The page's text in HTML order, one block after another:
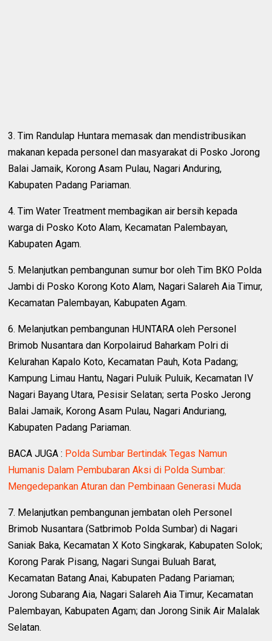
3. Tim Randulap Huntara memasak dan mendistribusikan
makanan kepada personel dan masyarakat di Posko Jorong
Balai Jamaik, Korong Asam Pulau, Nagari Anduring,
Kabupaten Padang Pariaman.
4. Tim Water Treatment membagikan air bersih kepada
warga di Posko Koto Alam, Kecamatan Palembayan,
Kabupaten Agam.
5. Melanjutkan pembangunan sumur bor oleh Tim BKO Polda
Jambi di Posko Korong Koto Alam, Nagari Salareh Aia Timur,
Kecamatan Palembayan, Kabupaten Agam.
6. Melanjutkan pembangunan HUNTARA oleh Personel
Brimob Nusantara dan Korpolairud Baharkam Polri di
Kelurahan Kapalo Koto, Kecamatan Pauh, Kota Padang;
Kampung Limau Hantu, Nagari Puluik Puluik, Kecamatan IV
Nagari Bayang Utara, Pesisir Selatan; serta Posko Jerong
Balai Jamaik, Korong Asam Pulau, Nagari Anduriang,
Kabupaten Padang Pariaman.
BACA JUGA : Polda Sumbar Bertindak Tegas Namun
Humanis Dalam Pembubaran Aksi di Polda Sumbar:
Mengedepankan Aturan dan Pembinaan Generasi Muda
7. Melanjutkan pembangunan jembatan oleh Personel
Brimob Nusantara (Satbrimob Polda Sumbar) di Nagari
Saniak Baka, Kecamatan X Koto Singkarak, Kabupaten Solok;
Korong Parak Pisang, Nagari Sungai Buluah Barat,
Kecamatan Batang Anai, Kabupaten Padang Pariaman;
Jorong Subarang Aia, Nagari Salareh Aia Timur, Kecamatan
Palembayan, Kabupaten Agam; dan Jorong Sinik Air Malalak
Selatan.